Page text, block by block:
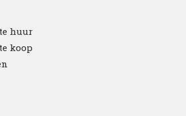
huur
koop